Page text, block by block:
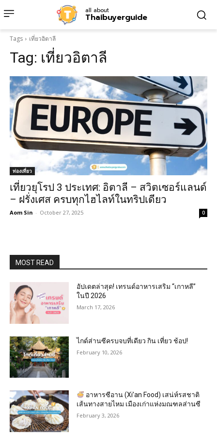
all about
Thaibuyerguide
Tags เที่ยวอิตาลี
Tag: เที่ยวอิตาลี
ท่องเที่ยว
เที่ยวยุโรป 3 ประเทศ: อิตาลี – สวิตเซอร์แลนด์
– ฝรั่งเศส ครบทุกไฮไลท์ในทริปเดียว
Aom Sin - October 27, 2025 0
MOST READ
อัปเดตล่าสุด! เทรนด์อาหารเสริม “เกาหลี”
ในปี 2026
March 17, 2026
ไกด์ส่านซีครบจบที่เดียว กิน เที่ยว ช้อป!
February 10, 2026
อาหารซีอาน (Xi’an Food) เสน่ห์รสชาติ
เส้นทางสายไหม เมืองเก่าแห่งมณฑลส่านซี
February 3, 2026